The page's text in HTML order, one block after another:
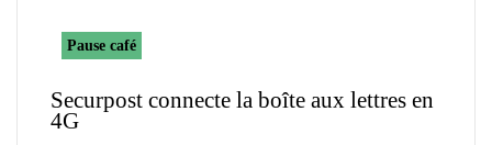
Pause café
Securpost connecte la boîte aux lettres en
4G